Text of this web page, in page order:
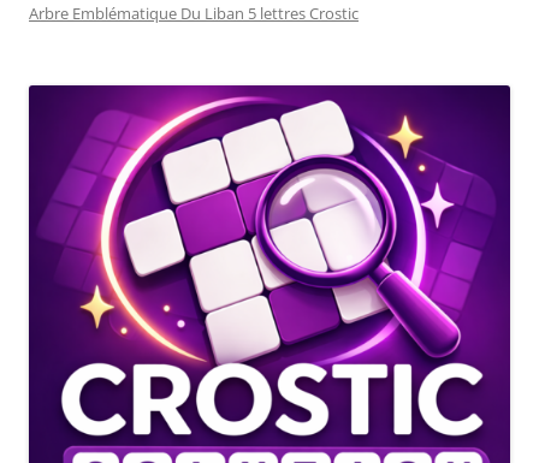
Arbre Emblématique Du Liban 5 lettres Crostic